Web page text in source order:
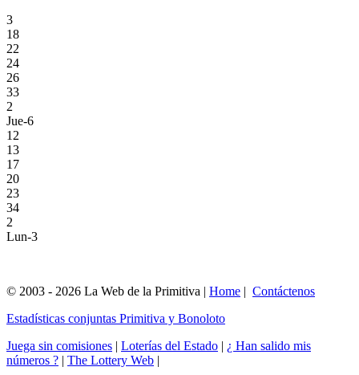
3
18
22
24
26
33
2
Jue-6
12
13
17
20
23
34
2
Lun-3
© 2003 - 2026 La Web de la Primitiva | Home | Contáctenos
Estadísticas conjuntas Primitiva y Bonoloto
Juega sin comisiones | Loterías del Estado | ¿ Han salido mis
números ? | The Lottery Web |